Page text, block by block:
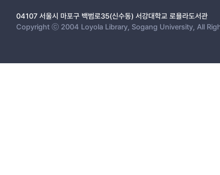
04107 서울시 마포구 백범로35(신수동) 서강대학교 로욜라도서관
Copyright ⓒ 2004 Loyola Library, Sogang University, All